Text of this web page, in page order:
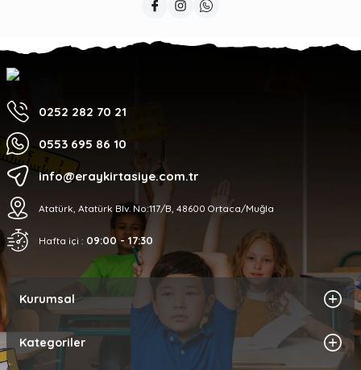
0252 282 70 21
0553 695 86 10
info@eraykirtasiye.com.tr
Atatürk, Atatürk Blv. No:117/B, 48600 Ortaca/Muğla
Hafta içi : 09:00 - 17:30
Kurumsal
Kategoriler